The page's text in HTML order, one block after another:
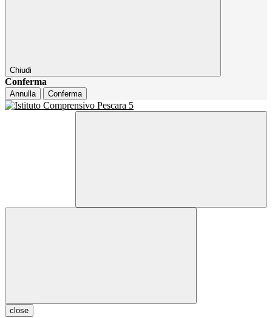
Chiudi
Conferma
Annulla Conferma
close